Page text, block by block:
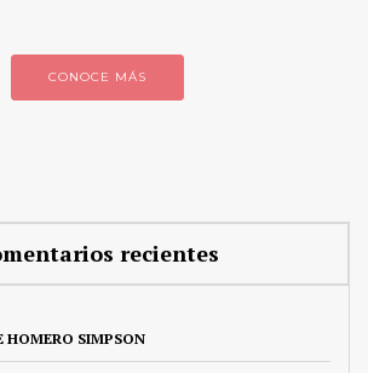
CONOCE MÁS
recientes
SIMPSON